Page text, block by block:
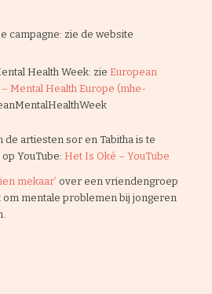
campagne: zie de website
Health Week: zie European
Mental Health Europe (mhe-
de artiesten sor en Tabitha is te
YouTube: Het Is Oké – YouTube
mekaar’ over een vriendengroep
om mentale problemen bij jongeren